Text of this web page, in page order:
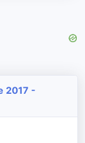
2017 -